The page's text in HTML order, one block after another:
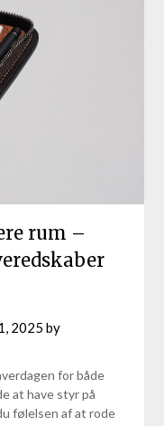
rum –
2025 by
for både
at have styr på
følelsen af at rode